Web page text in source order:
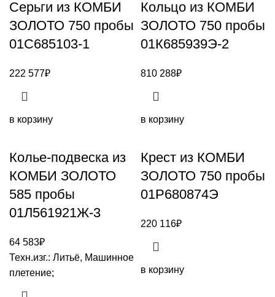
Серьги из КОМБИ
ЗОЛОТО 750 пробы
01С685103-1
222 577₽
в корзину
Кольцо из КОМБИ
ЗОЛОТО 750 пробы
01К685939Э-2
810 288₽
в корзину
Колье-подвеска из
КОМБИ ЗОЛОТО
585 пробы
01Л561921Ж-3
64 583₽
Техн.изг.: Литьё, Машинное
плетение;
Крест из КОМБИ
ЗОЛОТО 750 пробы
01Р680874Э
220 116₽
в корзину